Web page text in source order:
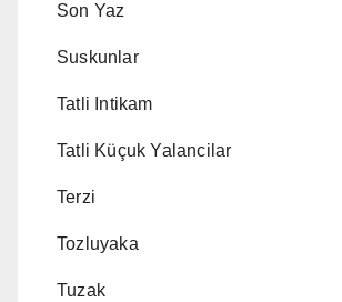
Son Yaz
Suskunlar
Tatli Intikam
Tatli Küçuk Yalancilar
Terzi
Tozluyaka
Tuzak